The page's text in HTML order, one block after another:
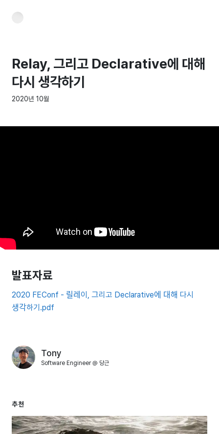
Relay, 그리고 Declarative에 대해
다시 생각하기
2020년 10월
발표자료
2020 FEConf - 릴레이, 그리고 Declarative에 대해 다시
생각하기.pdf
Tony
Software Engineer @ 당근
추천